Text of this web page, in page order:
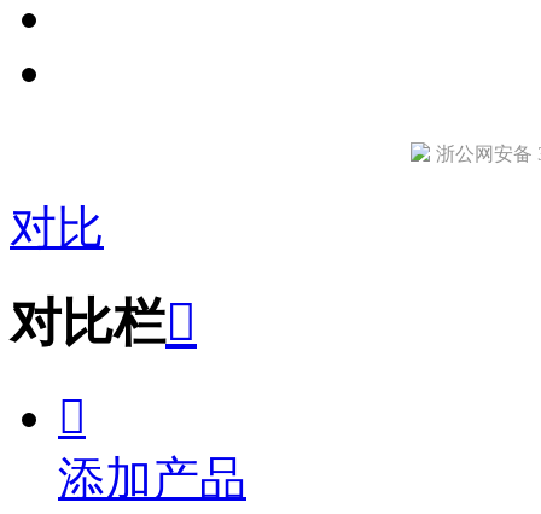
浙公网安备
对比
对比栏

添加产品